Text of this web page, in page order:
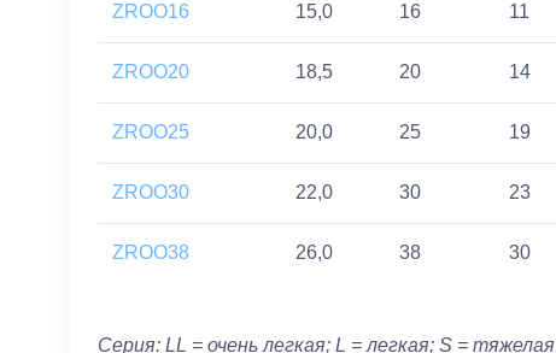
ZROO16 15,0 16 11
ZROO20 18,5 20 14
ZROO25 20,0 25 19
ZROO30 22,0 30 23
ZROO38 26,0 38 30
Серия: LL = очень легкая; L = легкая; S = тяжелая